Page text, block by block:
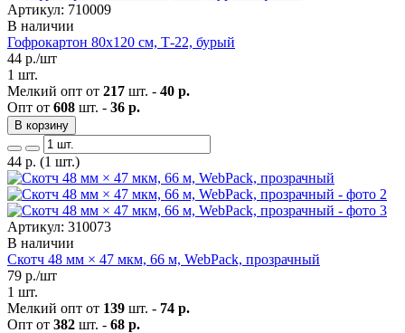
Артикул: 710009
В наличии
Гофрокартон 80х120 см, Т-22, бурый
44 р./шт
1 шт.
Мелкий опт от 217 шт. - 40 р.
Опт от 608 шт. - 36 р.
В корзину
44 р. (1 шт.)
Артикул: 310073
В наличии
Скотч 48 мм × 47 мкм, 66 м, WebPack, прозрачный
79 р./шт
1 шт.
Мелкий опт от 139 шт. - 74 р.
Опт от 382 шт. - 68 р.